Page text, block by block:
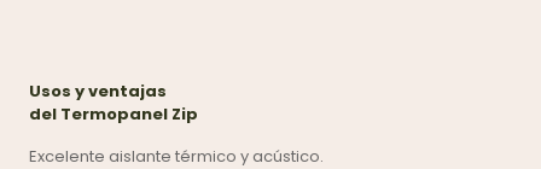
Usos y ventajas
del Termopanel Zip
Excelente aislante térmico y acústico.